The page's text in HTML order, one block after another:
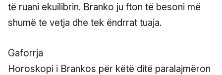
të ruani ekuilibrin. Branko ju fton të besoni më
shumë te vetja dhe tek ëndrrat tuaja.
Gaforrja
Horoskopi i Brankos për këtë ditë paralajmëron